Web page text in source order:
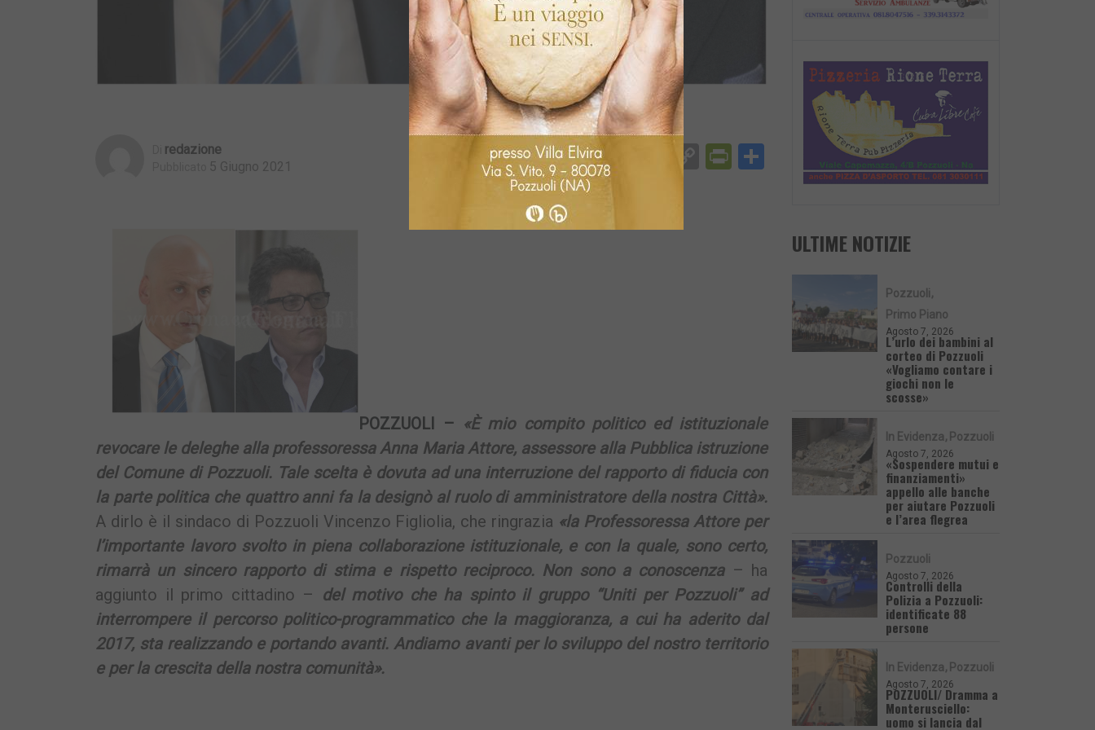
Redazione
5 Giugno 2021 Facebook
Messenger
WhatsApp
TelegramEmailCopyPrintFriendly
Condividi
POZZUOLI – «È mio compito politico ed istituzionale
revocare le deleghe alla professoressa Anna Maria Attore, assessore alla Pubblica istruzione
del Comune di Pozzuoli. Tale scelta è dovuta ad una interruzione del rapporto di fiducia con
la parte politica che quattro anni fa la designò al ruolo di amministratore della nostra Città».
A dirlo è il sindaco di Pozzuoli Vincenzo Figliolia, che ringrazia «la Professoressa Attore per
l’importante lavoro svolto in piena collaborazione istituzionale, e con la quale, sono certo,
rimarrà un sincero rapporto di stima e rispetto reciproco. Non sono a conoscenza– ha
aggiunto il primo cittadino – del motivo che ha spinto il gruppo “Uniti per Pozzuoli” ad
interrompere il percorso politico-programmatico che la maggioranza, a cui ha aderito dal
2017, sta realizzando e portando avanti. Andiamo avanti per lo sviluppo del nostro territorio
e per la crescita della nostra comunità».
ULTIME NOTIZIE
Pozzuoli
Primo Piano
Agosto 7, 2026
L’urlo dei bambini al
corteo di Pozzuoli
«Vogliamo contare i
giochi non le
scosse»
In Evidenza Pozzuoli
Agosto 7, 2026
«Sospendere mutui e
finanziamenti»
appello alle banche
per aiutare Pozzuoli
e l’area flegrea
Pozzuoli
Agosto 7, 2026
Controlli della
Polizia a Pozzuoli:
identificate 88
persone
In Evidenza Pozzuoli
Agosto 7, 2026
POZZUOLI/ Dramma a
Monterusciello:
uomo si lancia dal